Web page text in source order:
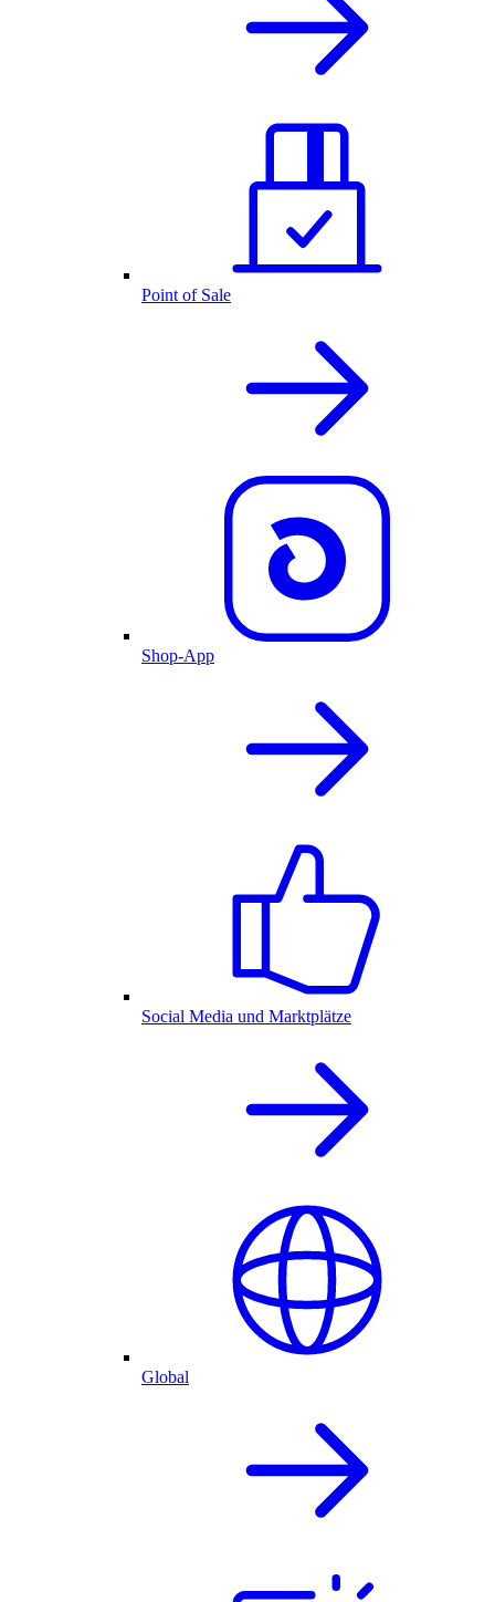
Point of Sale
Shop-App
Social Media und Marktplätze
Global